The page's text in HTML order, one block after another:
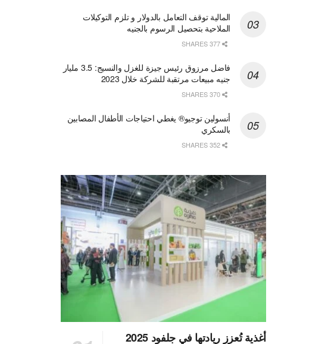
المالية توقف التعامل بالدولار و تلزم التوكيلات
الملاحية بتحصيل الرسوم بالجنيه
فاضل مرزوق رئيس جيزة للغزل والنسيج: 3.5 مليار
جنيه مبيعات مرتقبة للشركة خلال 2023
أنسولين توجيو® يغطي احتياجات الأطفال المصابين
بالسكري
أغذية تُعزز ريادتها في جلفود 2025